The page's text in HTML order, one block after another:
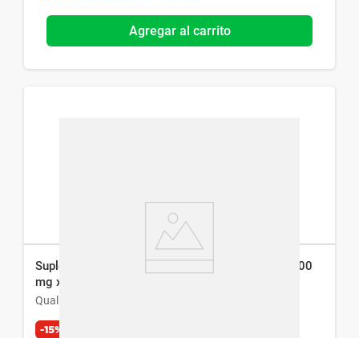
Agregar al carrito
Suplemento Dietario Qualivits Súper Omega 3 1000
mg x 100 caps
Qualivits
-15%